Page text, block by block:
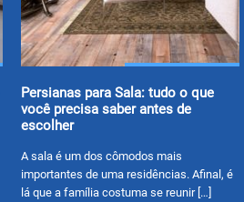
Persianas para Sala: tudo o que
você precisa saber antes de
escolher
A sala é um dos cômodos mais
importantes de uma residências. Afinal, é
lá que a família costuma se reunir […]